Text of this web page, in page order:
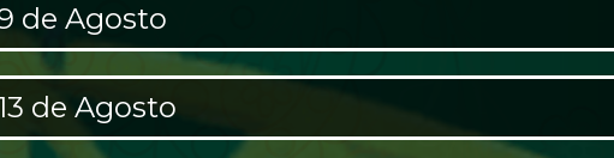
de Agosto
de Agosto